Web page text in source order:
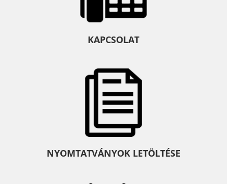
KAPCSOLAT
NYOMTATVÁNYOK LETÖLTÉSE